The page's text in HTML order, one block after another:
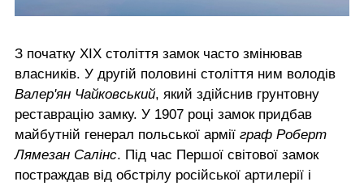
З початку ХІХ століття замок часто змінював
власників. У другій половині століття ним володів
Валер'ян Чайковський, який здійснив грунтовну
реставрацію замку. У 1907 році замок придбав
майбутній генерал польської армії граф Роберт
Лямезан Салінс. Під час Першої світової замок
постраждав від обстрілу російської артилерії і